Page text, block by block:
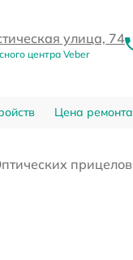
улица, 74
центра Veber
Цена ремонта
прицелов